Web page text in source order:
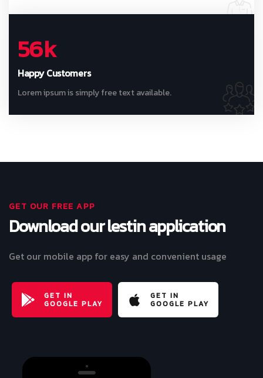
56k
Happy Customers
Lorem ipsum is simply free text available.
GET OUR FREE APP
Download our lestin application
Get our mobile app for easy and convenient usage
GET IN
GOOGLE PLAY
GET IN
GOOGLE PLAY